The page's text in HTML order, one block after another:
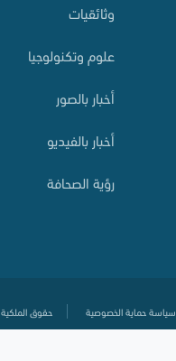
وثائقيات
علوم وتكنولوجيا
أخبار بالصور
أخبار بالفيديو
رؤية الصحافة
سياسة حماية الخصوصية حقوق الملكية